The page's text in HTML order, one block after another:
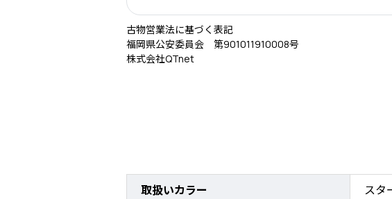
古物営業法に基づく表記
福岡県公安委員会 第901011910008号
株式会社QTnet
取扱いカラー スタ